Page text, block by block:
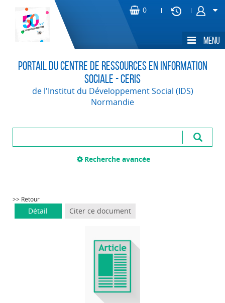
Portail du Centre de Ressources en Information
Sociale - CERIS
de l'Institut du Développement Social (IDS)
Normandie
Recherche avancée
>> Retour
Détail Citer ce document